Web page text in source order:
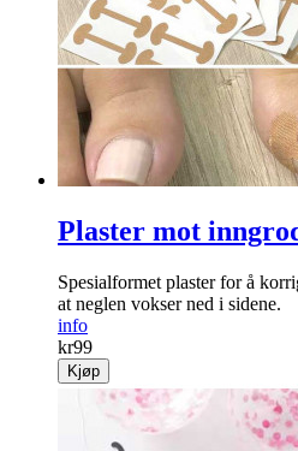
Plaster mot
Spesialformet ­plaster for å
at neglen vokser ned i sidene.
info
kr99
Kjøp